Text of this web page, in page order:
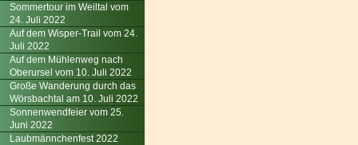
Sommertour im Weiltal vom
24. Juli 2022
Auf dem Wisper-Trail vom 24.
Juli 2022
Auf dem Mühlenweg nach
Oberursel vom 10. Juli 2022
Große Wanderung durch das
Wörsbachtal am 10. Juli 2022
Sonnenwendfeier vom 25.
Juni 2022
Laubmännchenfest 2022